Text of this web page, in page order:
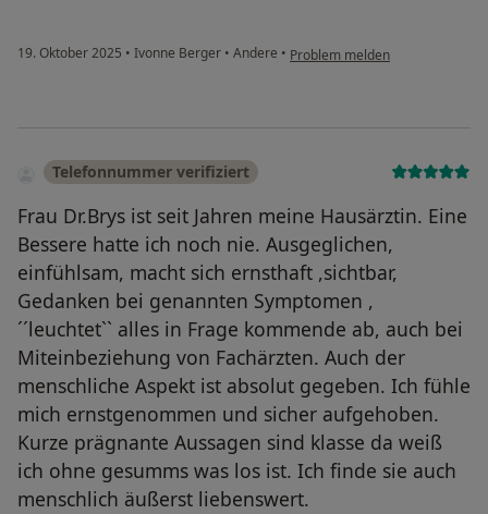
19. Oktober 2025 • Ivonne Berger • Andere • Problem melden
Telefonnummer verifiziert
Frau Dr.Brys ist seit Jahren meine Hausärztin. Eine
Bessere hatte ich noch nie. Ausgeglichen,
einfühlsam, macht sich ernsthaft ,sichtbar,
Gedanken bei genannten Symptomen ,
´´leuchtet`` alles in Frage kommende ab, auch bei
Miteinbeziehung von Fachärzten. Auch der
menschliche Aspekt ist absolut gegeben. Ich fühle
mich ernstgenommen und sicher aufgehoben.
Kurze prägnante Aussagen sind klasse da weiß
ich ohne gesumms was los ist. Ich finde sie auch
menschlich äußerst liebenswert.